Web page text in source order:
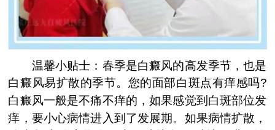
温馨小贴士：春季是白癜风的高发季节，也是
白癜风易扩散的季节。您的面部白斑点有痒感吗?
白癜风一般是不痛不痒的，如果感觉到白斑部位发
痒，要小心病情进入到了发展期。如果病情扩散，